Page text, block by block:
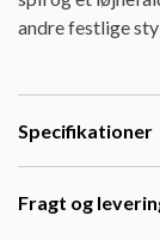
andre festlige
Specifikationer
Fragt og